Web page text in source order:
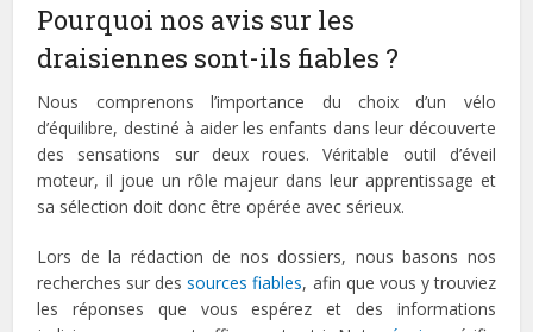
Pourquoi nos avis sur les
draisiennes sont-ils fiables ?
Nous comprenons l’importance du choix d’un vélo
d’équilibre, destiné à aider les enfants dans leur découverte
des sensations sur deux roues. Véritable outil d’éveil
moteur, il joue un rôle majeur dans leur apprentissage et
sa sélection doit donc être opérée avec sérieux.
Lors de la rédaction de nos dossiers, nous basons nos
recherches sur dessources fiables, afin que vous y trouviez
les réponses que vous espérez et des informations